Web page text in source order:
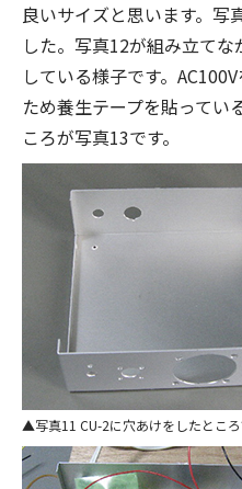
良いサイズと思います。写
した。写真12が組み立て
している様子です。
ため養生テープを貼ってい
ころが写真13です。
写真11 CU-2に穴あけをしたところ